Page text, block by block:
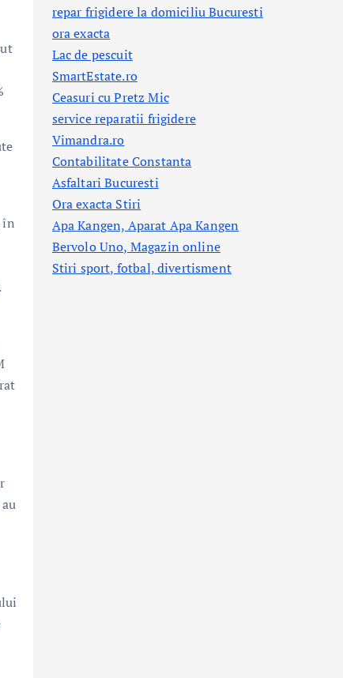
în
repar frigidere la domiciliu Bucuresti
ora exacta
Lac de pescuit
SmartEstate.ro
Ceasuri cu Pretz Mic
service reparatii frigidere
Vimandra.ro
Contabilitate Constanta
Asfaltari Bucuresti
Ora exacta Stiri
Apa Kangen, Aparat Apa Kangen
Bervolo Uno, Magazin online
Stiri sport, fotbal,divertisment